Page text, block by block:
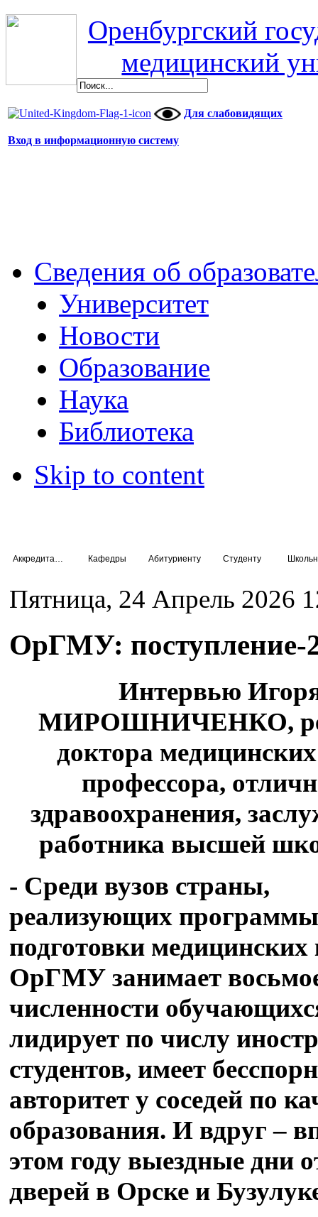
Оренбургский
медицинский
Для слабовидящих
Вход в информационную систему
Сведения об
Университет
Новости
Образование
Наука
Библиотека
Skip to content
Кафедры Абитуриенту Студенту
Пятница, 24 Апрель 2026
ОрГМУ: поступление-
Интервью
МИРОШНИЧЕНКО,
доктора
профессора,
здравоохранения,
работника высшей
- Среди вузов страны,
реализующих программы
подготовки медицинских
ОрГМУ занимает
численности
лидирует по числу
студентов, имеет
авторитет у соседей по
образования. И вдруг –
этом году выездные дни
дверей в Орске и